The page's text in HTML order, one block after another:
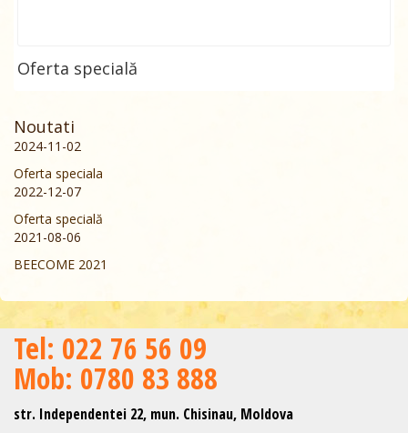
Oferta specială
Noutati
2024-11-02
Oferta speciala
2022-12-07
Oferta specială
2021-08-06
BEECOME 2021
Теl: 022 76 56 09
Mob: 0780 83 888
str. Independentei 22, mun. Chisinau, Moldova